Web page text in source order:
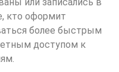
кто оформит
более быстрым
доступом к